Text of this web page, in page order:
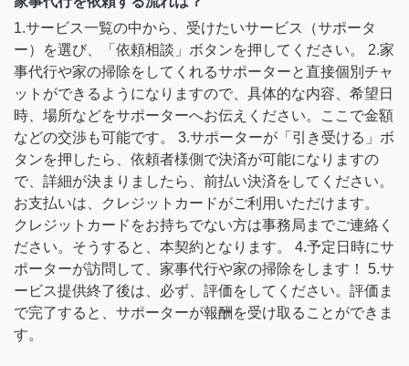
1.サービス一覧の中から、受けたいサービス（サポータ
ー）を選び、「依頼相談」ボタンを押してください。 2.家
事代行や家の掃除をしてくれるサポーターと直接個別チャ
ットができるようになりますので、具体的な内容、希望日
時、場所などをサポーターへお伝えください。ここで金額
などの交渉も可能です。 3.サポーターが「引き受ける」ボ
タンを押したら、依頼者様側で決済が可能になりますの
で、詳細が決まりましたら、前払い決済をしてください。
お支払いは、クレジットカードがご利用いただけます。
クレジットカードをお持ちでない方は事務局までご連絡く
ださい。そうすると、本契約となります。 4.予定日時にサ
ポーターが訪問して、家事代行や家の掃除をします！ 5.サ
ービス提供終了後は、必ず、評価をしてください。評価ま
で完了すると、サポーターが報酬を受け取ることができま
す。